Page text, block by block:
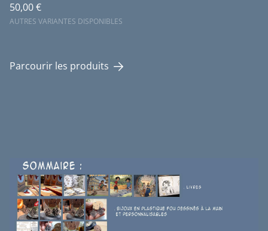
50,00 €
AUTRES VARIANTES DISPONIBLES
Parcourir les produits